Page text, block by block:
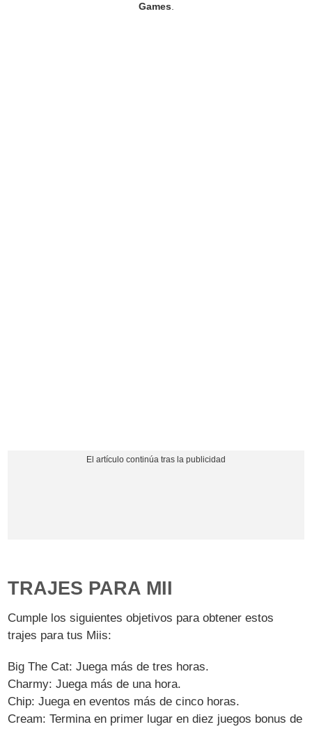
Games
TRAJES PARA MII
Cumple los siguientes objetivos para obtener estos
trajes para tus Miis:
Big The Cat: Juega más de tres horas.
Charmy: Juega más de una hora.
Chip: Juega en eventos más de cinco horas.
Cream: Termina en primer lugar en diez juegos bonus de